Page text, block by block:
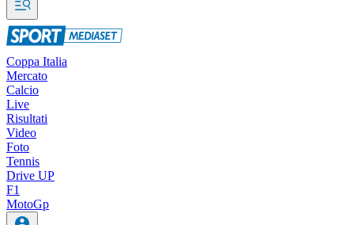
Coppa Italia
Mercato
Calcio
Live
Risultati
Video
Foto
Tennis
Drive UP
F1
MotoGp